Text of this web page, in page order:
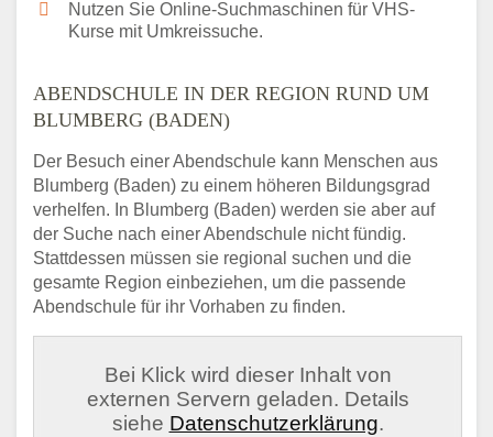
Nutzen Sie Online-Suchmaschinen für VHS-
Kurse mit Umkreissuche.
ABENDSCHULE IN DER REGION RUND UM
BLUMBERG (BADEN)
Der Besuch einer Abendschule kann Menschen aus
Blumberg (Baden) zu einem höheren Bildungsgrad
verhelfen. In Blumberg (Baden) werden sie aber auf
der Suche nach einer Abendschule nicht fündig.
Stattdessen müssen sie regional suchen und die
gesamte Region einbeziehen, um die passende
Abendschule für ihr Vorhaben zu finden.
Bei Klick wird dieser Inhalt von
externen Servern geladen. Details
siehe Datenschutzerklärung.